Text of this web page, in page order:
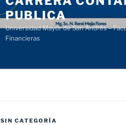
CATEGORÍAS
SIN CATEGORÍA